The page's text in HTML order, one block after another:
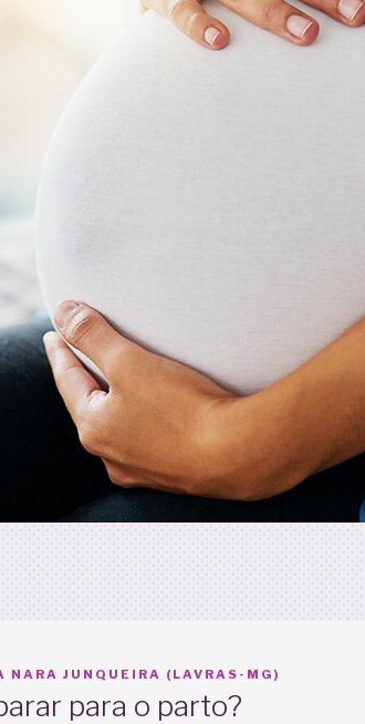
NARA JUNQUEIRA (LAVRAS-MG)
para o parto?